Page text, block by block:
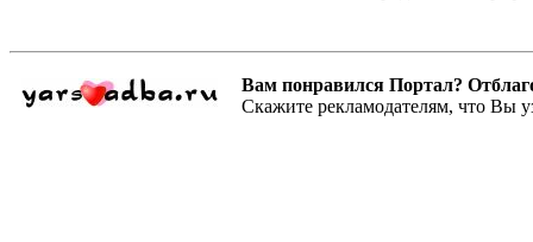
Вам понравился Портал?
Скажите рекламодателям, что Вы